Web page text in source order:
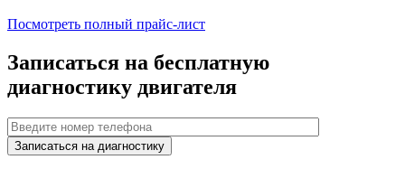
Посмотреть полный прайс-лист
Записаться на бесплатную
диагностику двигателя